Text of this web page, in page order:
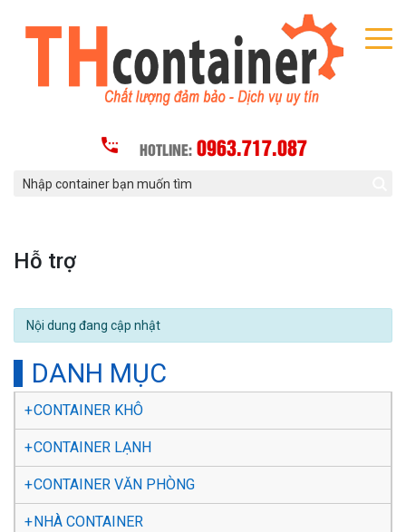
HOTLINE:0963.717.087
Hỗ trợ
Nội dung đang cập nhật
DANH MỤC
CONTAINER KHÔ
CONTAINER LẠNH
CONTAINER VĂN PHÒNG
NHÀ CONTAINER